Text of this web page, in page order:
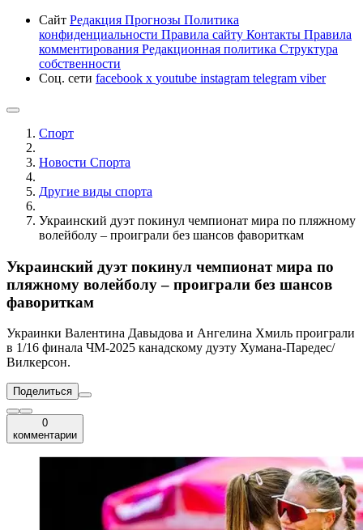
Сайт Редакция Прогнозы Политика
конфиденциальности Правила сайту Контакты Правила
комментирования Редакционная политика Структура
собственности
Соц. сети facebook x youtube instagram telegram viber
Спорт
Новости Cпорта
Другие виды спорта
Украинский дуэт покинул чемпионат мира по пляжному
волейболу – проиграли без шансов фавориткам
Украинский дуэт покинул чемпионат мира по
пляжному волейболу – проиграли без шансов
фавориткам
Украинки Валентина Давыдова и Ангелина Хмиль проиграли
в 1/16 финала ЧМ-2025 канадскому дуэту Хумана-Паредес/
Вилкерсон.
Поделиться
0
комментарии